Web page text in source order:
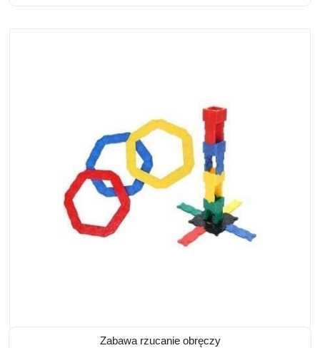
Zabawa rzucanie obręczy